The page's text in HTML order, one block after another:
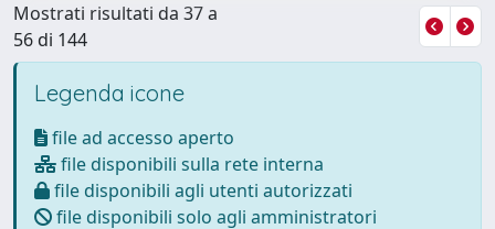
Mostrati risultati da 37 a
56 di 144
Legenda icone
file ad accesso aperto
file disponibili sulla rete interna
file disponibili agli utenti autorizzati
file disponibili solo agli amministratori